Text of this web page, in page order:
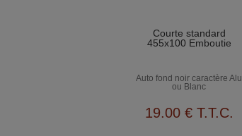
Courte standard
455x100 Emboutie
Auto fond noir caractère Alu
ou Blanc
19.00 € T.T.C.